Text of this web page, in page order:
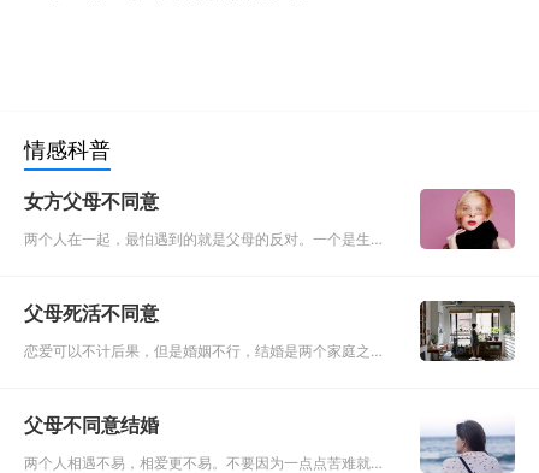
情感科普
女方父母不同意
两个人在一起，最怕遇到的就是父母的反对。一个是生育
都不相同，而有些太
父母死活不同意
恋爱可以不计后果，但是婚姻不行，结婚是两个家庭之间
择对了，自然就幸福
父母不同意结婚
两个人相遇不易，相爱更不易。不要因为一点点苦难就被